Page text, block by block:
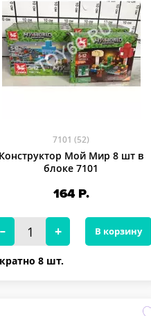
7101 (52)
Конструктор Мой Мир 8 шт в
блоке 7101
164Р.
кратно 8 шт.
В корзину